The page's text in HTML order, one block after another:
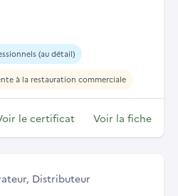
(au détail)
à la restauration commerciale
le certificat Voir la fiche
Distributeur